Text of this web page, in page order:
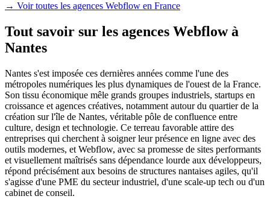
→ Voir toutes les agences Webflow en France
Tout savoir sur les agences Webflow à
Nantes
Nantes s'est imposée ces dernières années comme l'une des
métropoles numériques les plus dynamiques de l'ouest de la France.
Son tissu économique mêle grands groupes industriels, startups en
croissance et agences créatives, notamment autour du quartier de la
création sur l'île de Nantes, véritable pôle de confluence entre
culture, design et technologie. Ce terreau favorable attire des
entreprises qui cherchent à soigner leur présence en ligne avec des
outils modernes, et Webflow, avec sa promesse de sites performants
et visuellement maîtrisés sans dépendance lourde aux développeurs,
répond précisément aux besoins de structures nantaises agiles, qu'il
s'agisse d'une PME du secteur industriel, d'une scale-up tech ou d'un
cabinet de conseil.